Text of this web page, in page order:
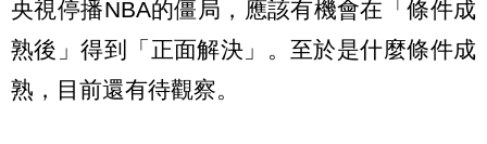
央視停播NBA的僵局，應該有機會在「條件成
熟後」得到「正面解決」。至於是什麼條件成
熟，目前還有待觀察。